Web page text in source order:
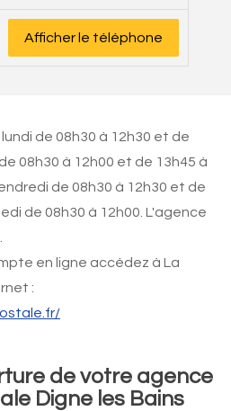
Afficher le téléphone
de 08h30 à 12h30 et de
08h30 à 12h00 et de 13h45 à
de 08h30 à 12h30 et de
de 08h30 à 12h00. L'agence
en ligne accédez à La
:
de votre agence
Digne les Bains